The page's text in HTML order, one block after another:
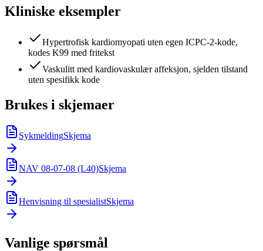
Kliniske eksempler
Hypertrofisk kardiomyopati uten egen ICPC-2-kode,
kodes K99 med fritekst
Vaskulitt med kardiovaskulær affeksjon, sjelden tilstand
uten spesifikk kode
Brukes i skjemaer
SykmeldingSkjema
NAV 08-07-08 (L40)Skjema
Henvisning til spesialistSkjema
Vanlige spørsmål